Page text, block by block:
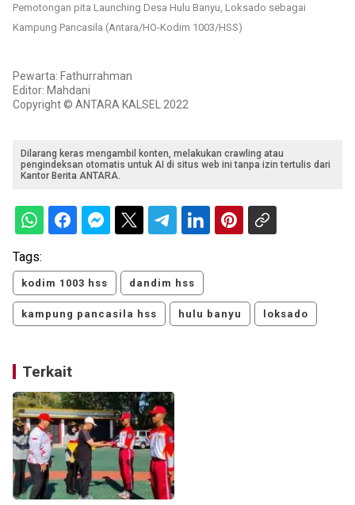
Pemotongan pita Launching Desa Hulu Banyu, Loksado sebagai
Kampung Pancasila (Antara/HO-Kodim 1003/HSS)
Pewarta: Fathurrahman
Editor: Mahdani
Copyright © ANTARA KALSEL 2022
Dilarang keras mengambil konten, melakukan crawling atau
pengindeksan otomatis untuk AI di situs web ini tanpa izin tertulis dari
Kantor Berita ANTARA.
Tags:
kodim 1003 hss dandim hss
kampung pancasila hss hulu banyu loksado
Terkait